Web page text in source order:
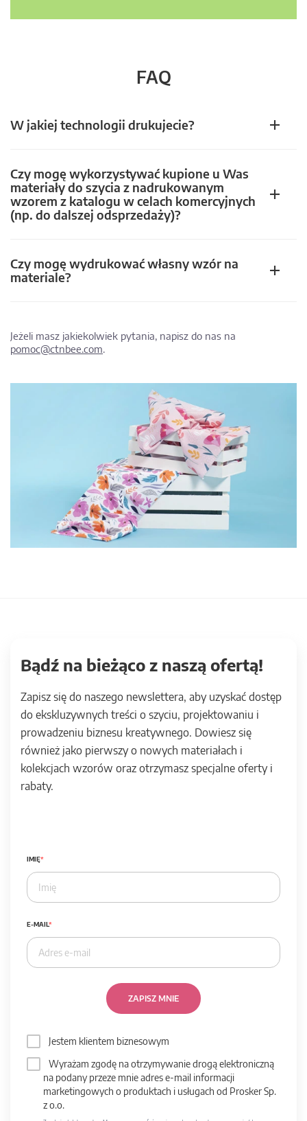
FAQ
W jakiej technologii drukujecie?
Czy mogę wykorzystywać kupione u Was
materiały do szycia z nadrukowanym
wzorem z katalogu w celach komercyjnych
(np. do dalszej odsprzedaży)?
Czy mogę wydrukować własny wzór na
materiale?
Jeżeli masz jakiekolwiek pytania, napisz do nas na
pomoc@ctnbee.com.
Bądź na bieżąco z naszą ofertą!
Zapisz się do naszego newslettera, aby uzyskać dostęp
do ekskluzywnych treści o szyciu, projektowaniu i
prowadzeniu biznesu kreatywnego. Dowiesz się
również jako pierwszy o nowych materiałach i
kolekcjach wzorów oraz otrzymasz specjalne oferty i
rabaty.
IMIĘ
E-MAIL
ZAPISZ MNIE
Jestem klientem biznesowym
Wyrażam zgodę na otrzymywanie drogą elektroniczną
na podany przeze mnie adres e-mail informacji
marketingowych o produktach i usługach od Prosker Sp.
z o.o.